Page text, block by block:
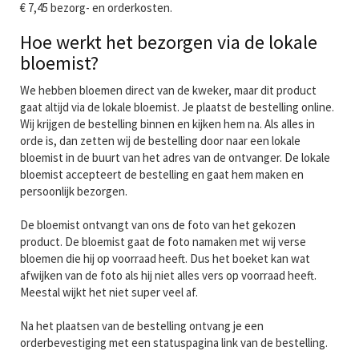
€ 7,45 bezorg- en orderkosten.
Hoe werkt het bezorgen via de lokale
bloemist?
We hebben bloemen direct van de kweker, maar dit product
gaat altijd via de lokale bloemist. Je plaatst de bestelling online.
Wij krijgen de bestelling binnen en kijken hem na. Als alles in
orde is, dan zetten wij de bestelling door naar een lokale
bloemist in de buurt van het adres van de ontvanger. De lokale
bloemist accepteert de bestelling en gaat hem maken en
persoonlijk bezorgen.
De bloemist ontvangt van ons de foto van het gekozen
product. De bloemist gaat de foto namaken met wij verse
bloemen die hij op voorraad heeft. Dus het boeket kan wat
afwijken van de foto als hij niet alles vers op voorraad heeft.
Meestal wijkt het niet super veel af.
Na het plaatsen van de bestelling ontvang je een
orderbevestiging met een statuspagina link van de bestelling.